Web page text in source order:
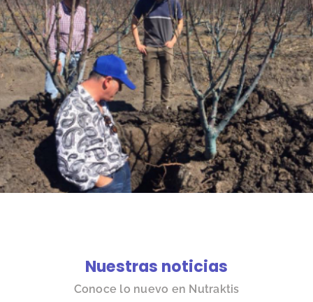
Nuestras noticias
Conoce lo nuevo en Nutraktis